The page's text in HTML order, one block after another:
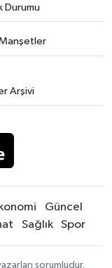
Durumu
Arşivi
Güncel
Sağlık Spor
sorumludur.